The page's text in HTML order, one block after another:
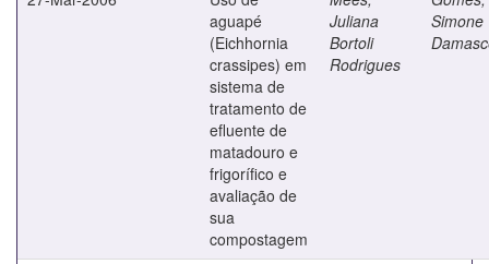
aguapé
(Eichhornia
crassipes) em
sistema de
tratamento de
efluente de
matadouro e
frigorífico e
avaliação de
sua
compostagem
Juliana
Bortoli
Rodrigues
Simone